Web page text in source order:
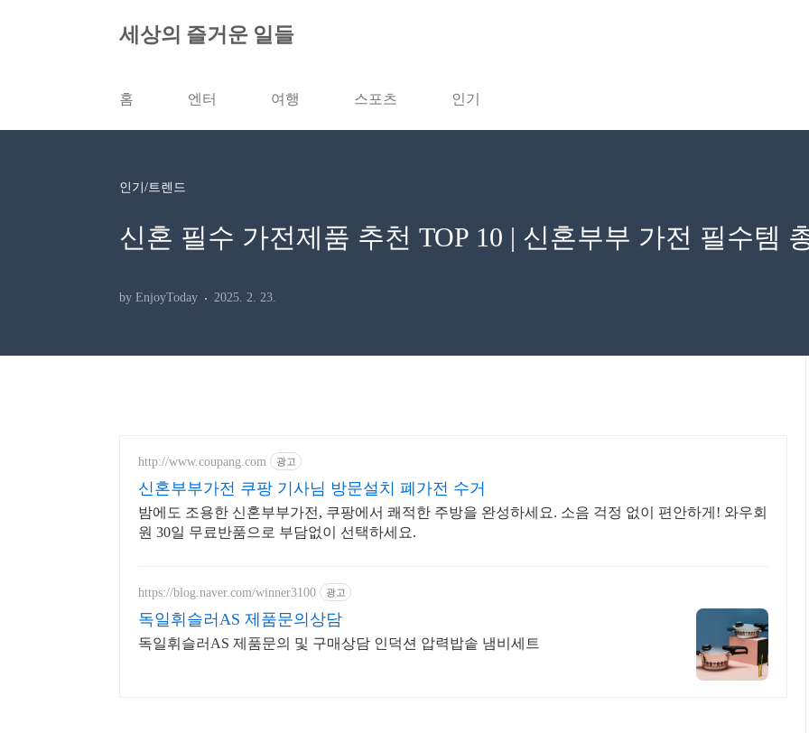
세상의 즐거운 일들
홈 엔터 여행 스포츠 인기
인기/트렌드
신혼 필수 가전제품 추천 TOP 10 | 신혼부부 가전 필수템
by EnjoyToday 2025. 2. 23.
http://www.coupang.com 광고
신혼부부가전 쿠팡 기사님 방문설치 폐가전 수거
밤에도 조용한 신혼부부가전, 쿠팡에서 쾌적한 주방을 완성하세요. 소음 걱정 없이 편안하게! 와우회
원 30일 무료반품으로 부담없이 선택하세요.
https://blog.naver.com/winner3100 광고
독일휘슬러AS 제품문의상담
독일휘슬러AS 제품문의 및 구매상담 인덕션 압력밥솥 냄비세트